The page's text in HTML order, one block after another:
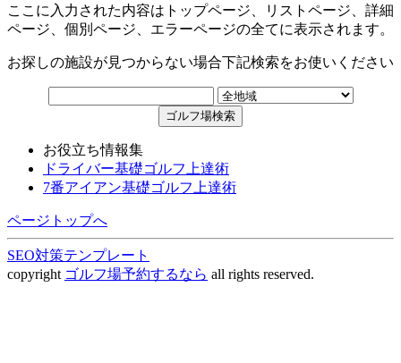
ここに入力された内容はトップページ、リストページ、詳細
ページ、個別ページ、エラーページの全てに表示されます。
お探しの施設が見つからない場合下記検索をお使いください
お役立ち情報集
ドライバー基礎ゴルフ上達術
7番アイアン基礎ゴルフ上達術
ページトップへ
SEO対策テンプレート
copyright ゴルフ場予約するなら all rights reserved.